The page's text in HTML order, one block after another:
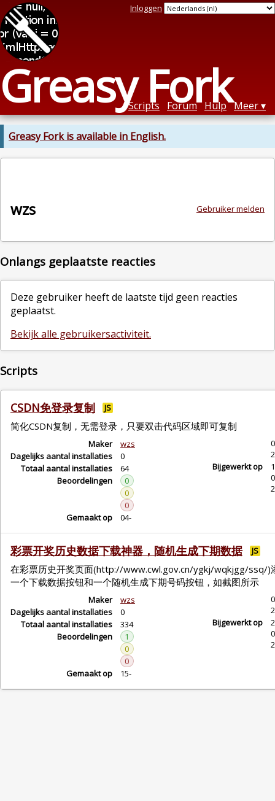
Greasy Fork
Inloggen
Scripts Forum Hulp Meer
Greasy Fork is available in English.
Gebruiker melden
wzs
Onlangs geplaatste reacties
Deze gebruiker heeft de laatste tijd geen reacties
geplaatst.
Bekijk alle gebruikersactiviteit.
Scripts
CSDN免登录复制 JS
简化CSDN复制，无需登录，只要双击代码区域即可复制
Maker
wzs
Dagelijks aantal installaties
0
Totaal aantal installaties
64
Beoordelingen
0
0
0
Gemaakt op
04-
Bijgewerkt op
彩票开奖历史数据下载神器，随机生成下期数据 JS
在彩票历史开奖页面(http://www.cwl.gov.cn/ygkj/wqkjgg/ssq/)
一个下载数据按钮和一个随机生成下期号码按钮，如截图所示
Maker
wzs
Dagelijks aantal installaties
0
Totaal aantal installaties
334
Beoordelingen
1
0
0
Gemaakt op
15-
Bijgewerkt op